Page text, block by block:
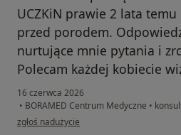
UCZKiN prawie 2 lata
przed porodem.
nurtujące mnie pytania i
Polecam każdej kobiecie
16 czerwca 2026
• BORAMED Centrum Medyczne •
w opinii użytkownika Kasia
zgłoś nadużycie